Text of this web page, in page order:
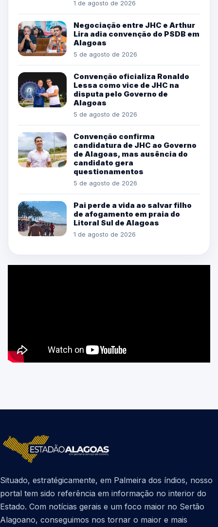
1 de agosto de 2026
Negociação entre JHC e Arthur
Lira adia convenção do PSDB em
Alagoas
5 de agosto de 2026
Convenção oficializa Ronaldo
Lessa como vice de JHC na
disputa pelo Governo de
Alagoas
5 de agosto de 2026
Convenção confirma
candidatura de JHC ao Governo
de Alagoas, mas ausência do
candidato gera
questionamentos
5 de agosto de 2026
Pai perde a vida ao salvar filho
de afogamento em praia do
Litoral Sul de Alagoas
1 de agosto de 2026
Situado, estratégicamente, em Palmeira dos índios, nosso
portal tem sido referência em informação no interior do
Estado. Com notícias gerais e um foco maior no Sertão
Alagoano, conseguimos nos tornar o maior e mais